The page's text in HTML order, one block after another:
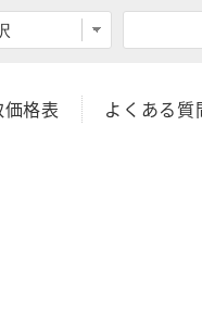
格表 よくある質